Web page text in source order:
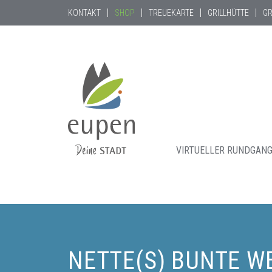
KONTAKT SHOP TREUEKARTE GRILLHÜTTE
für
VIRTUELLER RUNDGANG
NETTE(S) BUNTE